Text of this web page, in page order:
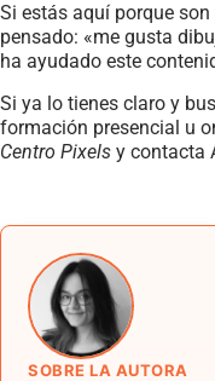
Si estás aquí porque
pensado: «me gusta
ha ayudado este
Si ya lo tienes claro y
formación presencial u
Centro Pixels y contacta
SOBRE LA AUTORA